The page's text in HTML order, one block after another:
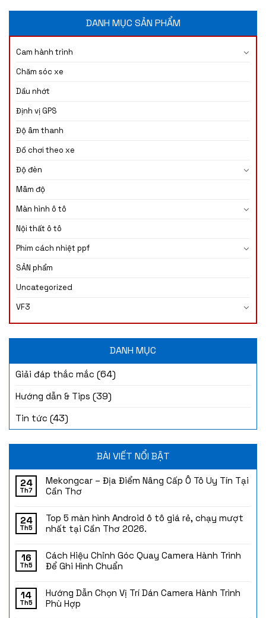
DANH MỤC SẢN PHẨM
Cam hành trình
Chăm sóc xe
Dầu nhớt
Định vị GPS
Độ âm thanh
Đồ chơi theo xe
Độ đèn
Mâm độ
Màn hình ô tô
Nội thất ô tô
Phim cách nhiệt ppf
SẢN phẩm
Uncategorized
VF3
DANH MỤC
Giải đáp thắc mắc (64)
Hướng dẫn & Tips (39)
Tin tức (43)
BÀI VIẾT NỔI BẬT
24
Th7
Mekongcar – Địa Điểm Nâng Cấp Ô Tô Uy Tín Tại
Cần Thơ
24
Th5
Top 5 màn hình Android ô tô giá rẻ, chạy mượt
nhất tại Cần Thơ 2026.
16
Th5
Cách Hiệu Chỉnh Góc Quay Camera Hành Trình
Để Ghi Hình Chuẩn
14
Th5
Hướng Dẫn Chọn Vị Trí Dán Camera Hành Trình
Phù Hợp